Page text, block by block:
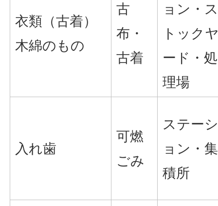
衣類（古着）
木綿のもの
古
布・
古着
ョン・ス
トック
ード・処
理場
入れ歯
可燃
ごみ
ステーシ
ョン・集
積所